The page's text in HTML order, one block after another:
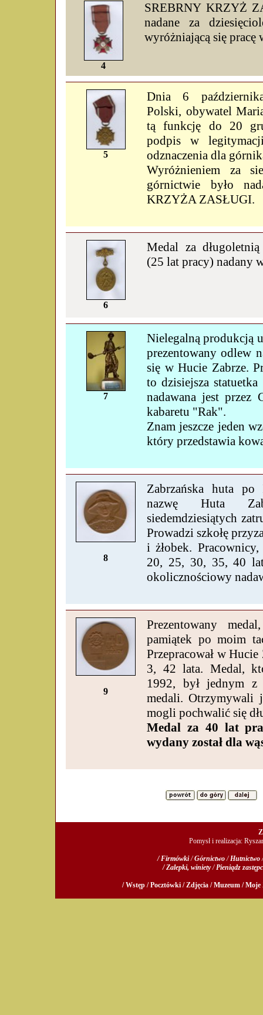
4
SREBRNY KRZYŻ
nadane za
wyróżniającą się pracę
5
Dnia 6
Polski, obywatel
tą funkcję do 20
podpis w
odznaczenia dla
Wyróżnieniem za
górnictwie było
KRZYŻA ZASŁUGI.
6
Medal za
(25 lat pracy) nadany
7
Nielegalną produkcją
prezentowany odlew
się w Hucie Zabrze.
to dzisiejsza
nadawana jest przez
kabaretu "Rak".
Znam jeszcze jeden
który przedstawia
8
Zabrzańska huta
nazwę Huta
siedemdziesiątych
Prowadzi szkołę
i żłobek.
20, 25, 30, 35, 40
okolicznościowy
9
Prezentowany
pamiątek po moim
Przepracował w
3, 42 lata. Medal,
1992, był jednym z
medali. Otrzymywali
mogli pochwalić się
Medal za 40 lat
wydany został dla
Pomysł i realizacja:
/ Firmówki/Górnictwo/Hutnictwo
/ Zalepki, winiety/Pieniądz
/ Wstęp / Pocztówki / Zdjęcia / Muzeum / Moje